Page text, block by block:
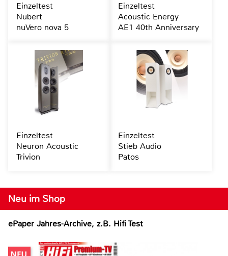
Neu im Shop
ePaper Jahres-Archive, z.B. Hifi Test
Einzeltest
Nubert
nuVero nova 5
Einzeltest
Acoustic Energy
AE1 40th Anniversary
Einzeltest
Neuron Acoustic
Trivion
Einzeltest
Stieb Audio
Patos